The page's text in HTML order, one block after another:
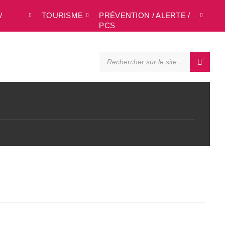
TOURISME
PRÉVENTION / ALERTE /
PCS